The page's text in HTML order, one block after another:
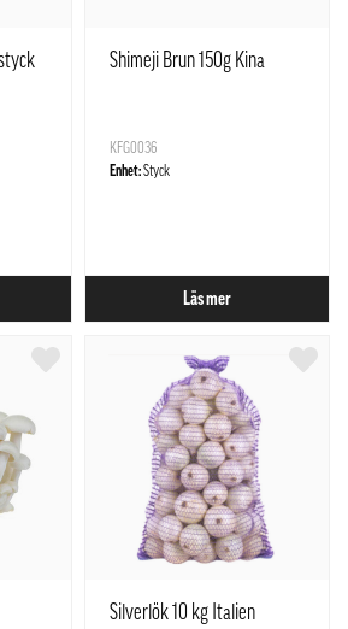
Shimeji Brun 150g Kina
KFG0036
Enhet:Styck
Läs mer
Silverlök 10 kg Italien